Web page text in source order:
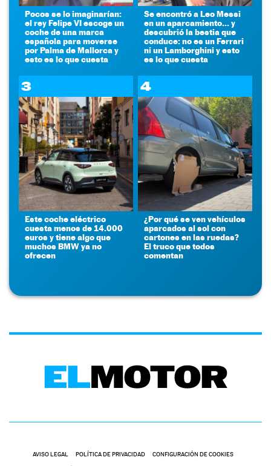
Pocos se lo imaginarían:
el rey Felipe VI escoge un
coche de una marca
española para moverse
por Palma de Mallorca y
esto es lo que cuesta
Se encontró a Leo Messi
en un aparcamiento... y
descubrió la bestia que
conduce: no es un Ferrari
ni un Lamborghini y esto
es lo que cuesta
3
Este coche eléctrico
cuesta menos de 14.000
euros y tiene algo que
muchos BMW ya no
ofrecen
4
¿Por qué se ven vehículos
aparcados al sol con
cartones en las ruedas?
El truco que todos
comentan
AVISO LEGAL POLÍTICA DE PRIVACIDAD CONFIGURACIÓN DE COOKIES